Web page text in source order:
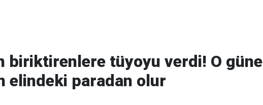
biriktirenlere tüyoyu verdi! O güne
elindeki paradan olur